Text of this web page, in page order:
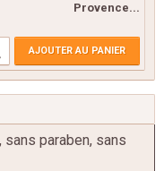
Provence...
AJOUTER AU PANIER
paraben, sans